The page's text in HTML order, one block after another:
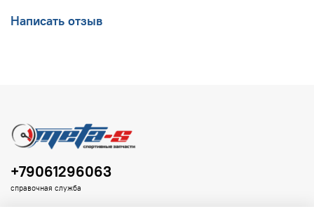
Написать отзыв
+79061296063
справочная служба